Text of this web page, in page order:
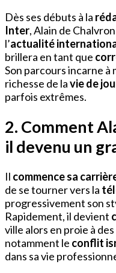
Dès ses débuts à la
Inter, Alain de
l’actualité
brillera en tant que
Son parcours incarne à
richesse de lavie de
parfois extrêmes.
2. Comment
il devenu un
Il commence sa
de se tourner vers la
progressivement son
Rapidement, il devient
ville alors en proie à
notamment le conflit
dans sa vie